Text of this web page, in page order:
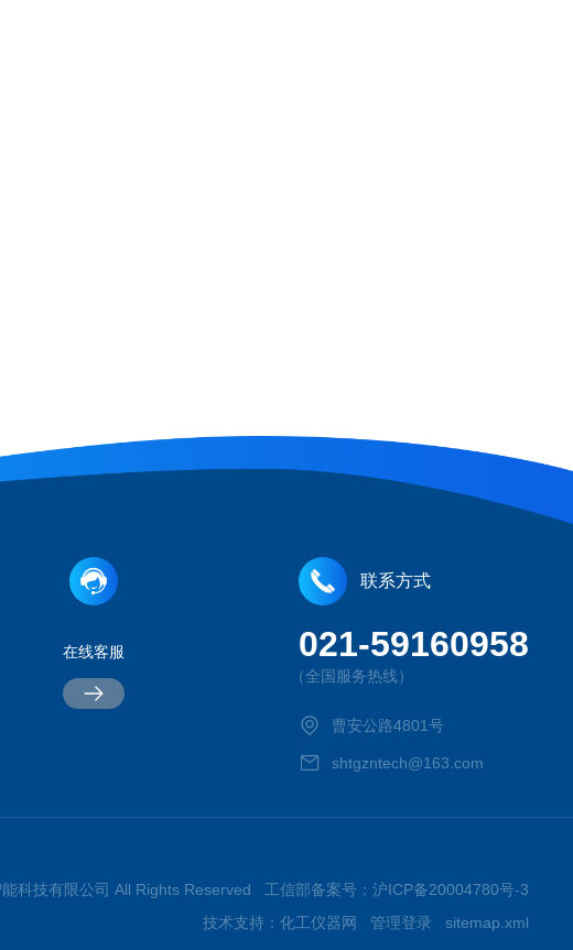
在线客服
联系方式
021-59160958
（全国服务热线）
曹安公路4801号
shtgzntech@163.com
科技有限公司 All Rights Reserved 工信部备案号： 沪ICP备20004780号-3
技术支持： 化工仪器网 管理登录 sitemap.xml